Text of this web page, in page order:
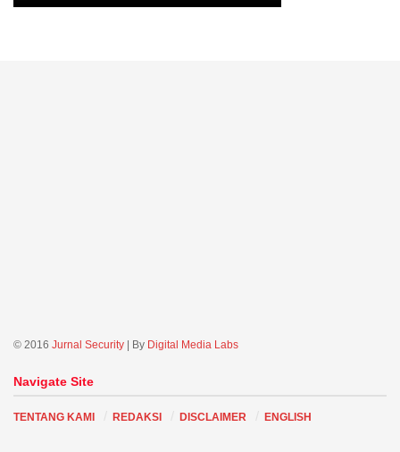
© 2016 Jurnal Security | By Digital Media Labs
Navigate Site
TENTANG KAMI REDAKSI DISCLAIMER ENGLISH